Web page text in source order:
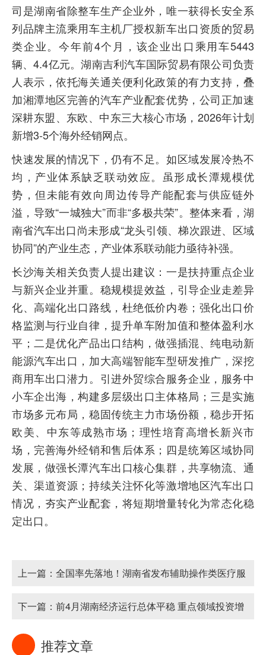
司是湖南省除整车生产企业外，唯一获得长安全系
列品牌主流乘用车主机厂授权新车出口资质的贸易
类企业。今年前4个月，该企业出口乘用车5443
辆、4.4亿元。湖南吉利汽车国际贸易有限公司负责
人表示，依托海关通关便利化政策的有力支持，叠
加湘潭地区完善的汽车产业配套优势，公司正加速
深耕东盟、东欧、中东三大核心市场，2026年计划
新增3-5个海外经销网点。
快速发展的情况下，仍有不足。如区域发展冷热不
均，产业体系缺乏联动效应。虽形成长潭规模优
势，但未能有效向周边传导产能配套与供应链外
溢，导致“一城独大”而非“多极共荣”。整体来看，湖
南省汽车出口尚未形成“龙头引领、梯次跟进、区域
协同”的产业生态，产业体系联动能力亟待补强。
长沙海关相关负责人提出建议：一是扶持重点企业
与新兴企业并重。稳规模提效益，引导企业走差异
化、高端化出口路线，杜绝低价内卷；强化出口价
格监测与行业自律，提升单车附加值和整体盈利水
平；二是优化产品出口结构，做强插混、纯电动新
能源汽车出口，加大高端智能车型研发推广，深挖
商用车出口潜力。引进外贸综合服务企业，服务中
小车企出海，构建多层级出口主体格局；三是实施
市场多元布局，稳固传统主力市场份额，稳步开拓
欧美、中东等成熟市场；理性培育高增长新兴市
场，完善海外经销和售后体系；四是统筹区域协同
发展，做强长潭汽车出口核心集群，共享物流、通
关、渠道资源；持续关注怀化等激增地区汽车出口
情况，夯实产业配套，将短期增量转化为常态化稳
定出口。
上一篇： 全国率先落地！湖南省发布辅助操作类医疗服
下一篇： 前4月湖南经济运行总体平稳 重点领域投资增
长亮眼
推荐文章